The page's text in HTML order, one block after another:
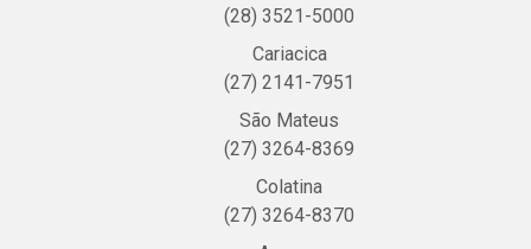
(28) 3521-5000
Cariacica
(27) 2141-7951
São Mateus
(27) 3264-8369
Colatina
(27) 3264-8370